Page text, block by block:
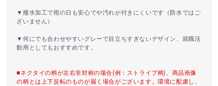
▼撥水加工で雨の日も安心でや汚れが付きにくいです（防水ではご
ざいません）
▼何にでも合わせやすいグレーで目立ちすぎないデザイン、就職活
動用としてもおすすめです。
■ネクタイの柄が左右非対称の場合(例：ストライプ柄)、商品画像
の柄とは上下反転のものが届く場合がございます。環境に配慮し、